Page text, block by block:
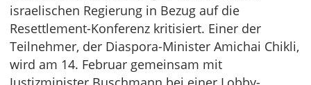
israelischen Regierung in Bezug auf die
Resettlement-Konferenz kritisiert. Einer der
Teilnehmer, der Diaspora-Minister Amichai Chikli,
wird am 14. Februar gemeinsam mit